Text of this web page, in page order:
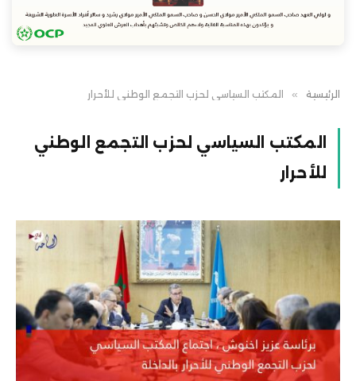
الرئيسية » المكتب السياسي لحزب التجمع الوطني للأحرار
المكتب السياسي لحزب التجمع الوطني
للأحرار